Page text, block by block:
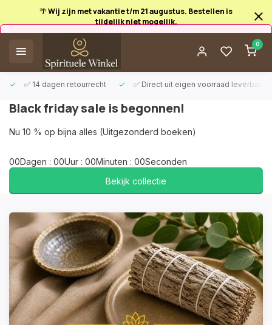
🌴 Wij zijn met vakantie t/m 21 augustus. Bestellen is
tijdelijk niet mogelijk.
0
✅ 14 dagen retourrecht ✅ Direct uit eigen voorraad leverbaar
Afrekenen is uitgeschakeld.
Black friday sale is begonnen!
Nu 10 % op bijna alles (Uitgezonderd boeken)
00Dagen : 00Uur : 00Minuten : 00Seconden
Bekijk collectie